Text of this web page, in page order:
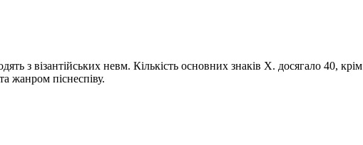
з візантійських невм. Кількість основних знаків Х. досягало 40,
жанром піснеспіву.